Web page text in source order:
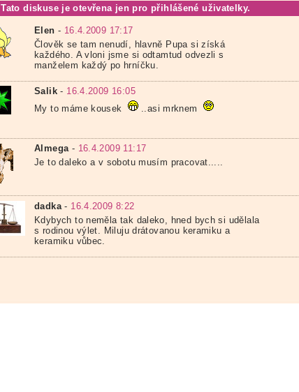
Tato diskuse je otevřena jen pro přihlášené uživatelky.
Elen - 16.4.2009 17:17
Člověk se tam nenudí, hlavně Pupa si získá
každého. A vloni jsme si odtamtud odvezli s
manželem každý po hrníčku.
Salik - 16.4.2009 16:05
My to máme kousek
..asi mrknem
Almega- 16.4.2009 11:17
Je to daleko a v sobotu musím pracovat.....
dadka - 16.4.2009 8:22
Kdybych to neměla tak daleko, hned bych si udělala
s rodinou výlet. Miluju drátovanou keramiku a
keramiku vůbec.